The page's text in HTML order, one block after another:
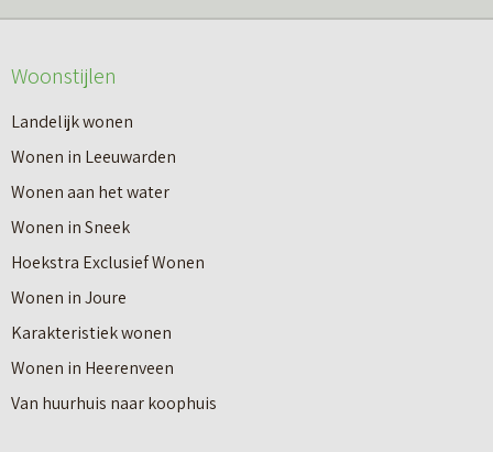
r
t
d
o
e
t
e
e
n
a
r
v
e
r
G
r
a
t
i
s
W
e
o
v
e
r
J
o
u
w
Woonstijlen
Landelijk wonen
Wonen in Leeuwarden
Wonen aan het water
Wonen in Sneek
Hoekstra Exclusief Wonen
Wonen in Joure
Karakteristiek wonen
Wonen in Heerenveen
Van huurhuis naar koophuis